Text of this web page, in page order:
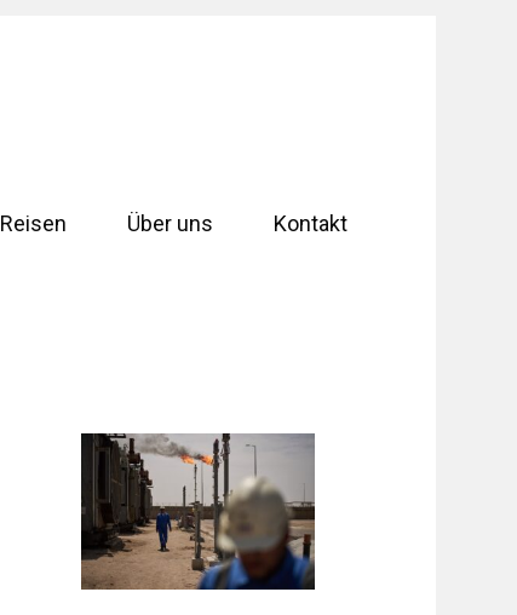
Reisen Über uns Kontakt